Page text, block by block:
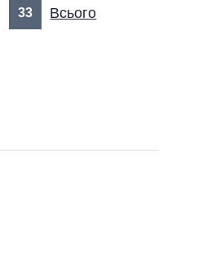
33 Всього